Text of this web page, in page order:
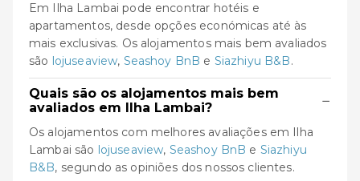
Em Ilha Lambai pode encontrar hotéis e
apartamentos, desde opções económicas até às
mais exclusivas. Os alojamentos mais bem avaliados
são lojuseaview, Seashoy BnB e Siazhiyu B&B.
Quais são os alojamentos mais bem
avaliados em Ilha Lambai?
−
Os alojamentos com melhores avaliações em Ilha
Lambai são lojuseaview, Seashoy BnB e Siazhiyu
B&B, segundo as opiniões dos nossos clientes.